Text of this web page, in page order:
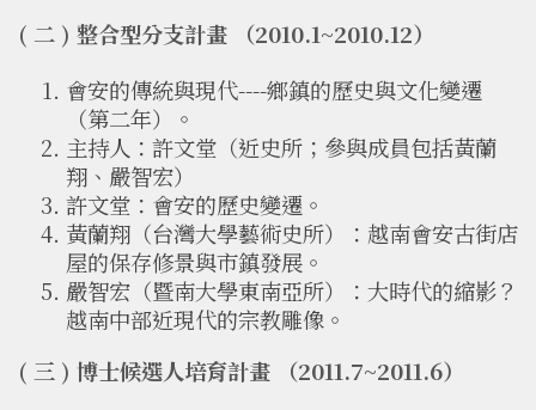
( 二 ) 整合型分支計畫 （2010.1~2010.12）
會安的傳統與現代----鄉鎮的歷史與文化變遷
（第二年）。
主持人：許文堂（近史所；參與成員包括黃蘭
翔、嚴智宏）
許文堂：會安的歷史變遷。
黃蘭翔（台灣大學藝術史所）：越南會安古街店
屋的保存修景與市鎮發展。
嚴智宏（暨南大學東南亞所）：大時代的縮影？
越南中部近現代的宗教雕像。
( 三 ) 博士候選人培育計畫 （2011.7~2011.6）